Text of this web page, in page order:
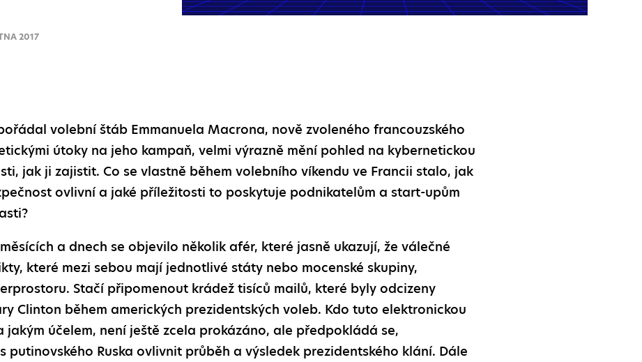
2017
volební štáb Emmanuela Macrona, nově zvoleného francouzského
útoky na jeho kampaň, velmi výrazně mění pohled na kybernetickou
jak ji zajistit. Co se vlastně během volebního víkendu ve Francii stalo, jak
ovlivní a jaké příležitosti to poskytuje podnikatelům a start-upům
a dnech se objevilo několik afér, které jasně ukazují, že válečné
které mezi sebou mají jednotlivé státy nebo mocenské skupiny,
Stačí připomenout krádež tisíců mailů, které byly odcizeny
Clinton během amerických prezidentských voleb. Kdo tuto elektronickou
jakým účelem, není ještě zcela prokázáno, ale předpokládá se,
putinovského Ruska ovlivnit průběh a výsledek prezidentského klání. Dále